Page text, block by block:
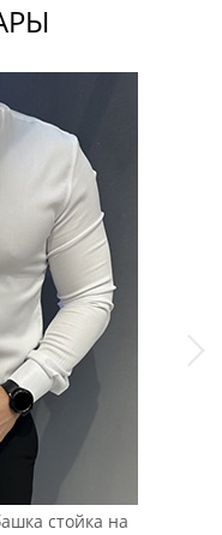
стойка на